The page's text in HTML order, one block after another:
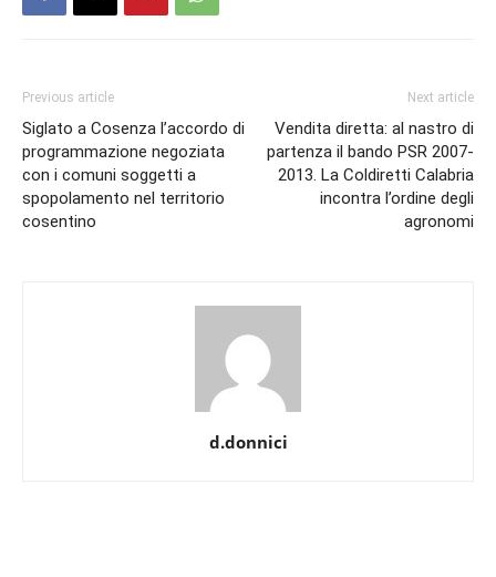
Previous article
Siglato a Cosenza l’accordo di
programmazione negoziata
con i comuni soggetti a
spopolamento nel territorio
cosentino
Next article
Vendita diretta: al nastro di
partenza il bando PSR 2007-
2013. La Coldiretti Calabria
incontra l’ordine degli
agronomi
d.donnici